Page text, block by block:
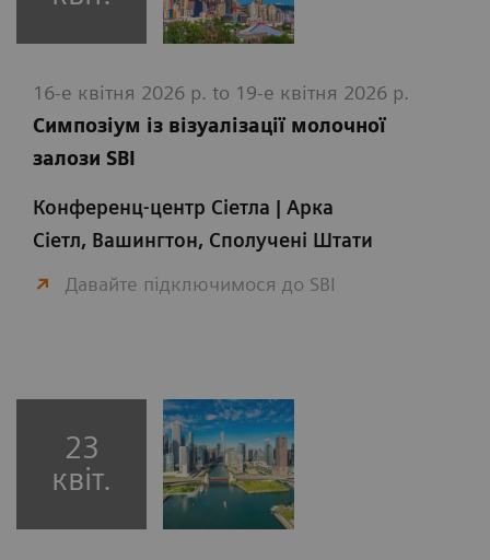
16-е квітня 2026 р. to 19-е квітня 2026 р.
Симпозіум із візуалізації молочної
залози SBI
Конференц-центр Сіетла | Арка
Сіетл, Вашингтон, Сполучені Штати
Давайте підключимося до SBI
23
квіт.